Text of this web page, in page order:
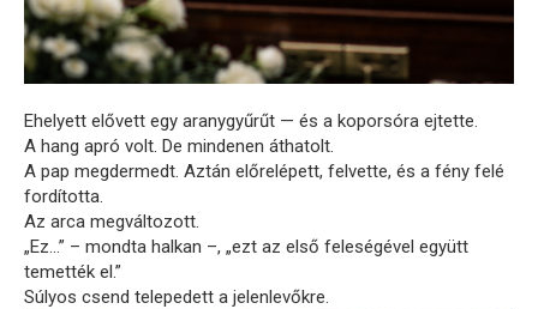
Ehelyett elővett egy aranygyűrűt — és a koporsóra ejtette.
A hang apró volt. De mindenen áthatolt.
A pap megdermedt. Aztán előrelépett, felvette, és a fény felé
fordította.
Az arca megváltozott.
„Ez…” – mondta halkan –, „ezt az első feleségével együtt
temették el.”
Súlyos csend telepedett a jelenlevőkre.